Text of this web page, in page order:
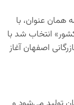
همان عنوان، با
انتخاب شد با
اصفهان آغاز